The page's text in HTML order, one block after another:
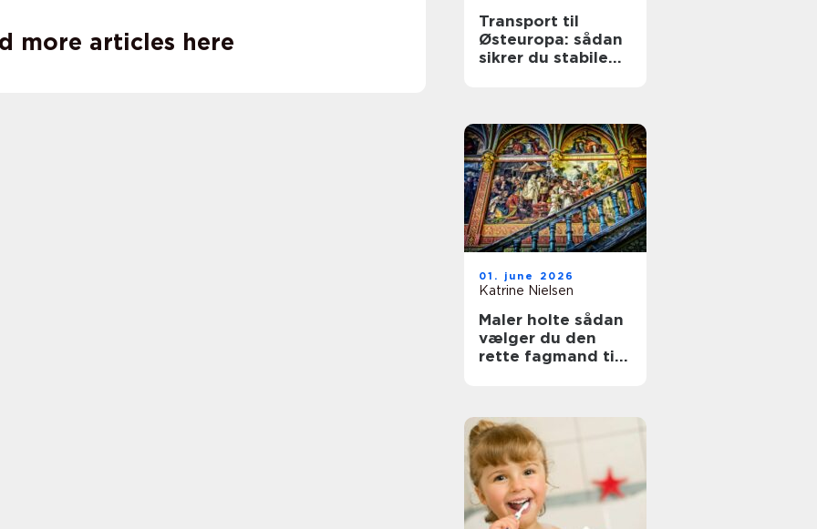
more articles here
Transport til
Østeuropa: sådan
sikrer du stabile
01. june 2026
Katrine Nielsen
Maler holte sådan
vælger du den
rette fagmand til